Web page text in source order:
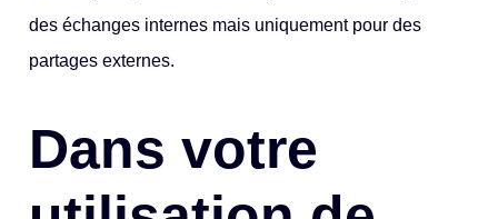
des échanges internes mais uniquement pour des
partages externes.
Dans votre